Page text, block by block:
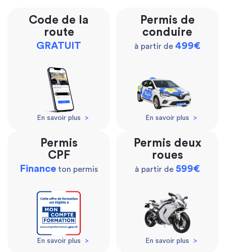
Code de la
route
GRATUIT
En savoir plus >
Permis de
conduire
à partir de 499€
En savoir plus >
Permis
CPF
Finance ton permis
En savoir plus >
Permis deux
roues
à partir de 599€
En savoir plus >